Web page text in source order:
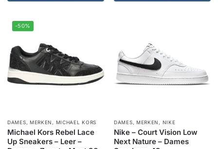
-50%
DAMES, MERKEN , MICHAEL KORS
Michael Kors Rebel Lace
Up Sneakers – Leer –
DAMES, MERKEN , NIKE
Nike – Court Vision Low
Next Nature – Dames